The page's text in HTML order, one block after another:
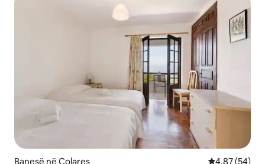
Banesë në Colares Vlerësimi
4,87 (54)